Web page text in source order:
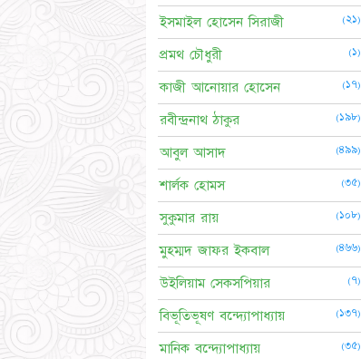
ইসমাইল হোসেন সিরাজী (২১)
প্রমথ চৌধুরী (১)
কাজী আনোয়ার হোসেন (১৭)
রবীন্দ্রনাথ ঠাকুর (১৯৮)
আবুল আসাদ (৪৯৯)
শার্লক হোমস (৩৫)
সুকুমার রায় (১০৮)
মুহম্মদ জাফর ইকবাল (৪৬৬)
উইলিয়াম সেকসপিয়ার (৭)
বিভূতিভূষণ বন্দ্যোপাধ্যায় (১৩৭)
মানিক বন্দ্যোপাধ্যায় (৩৫)